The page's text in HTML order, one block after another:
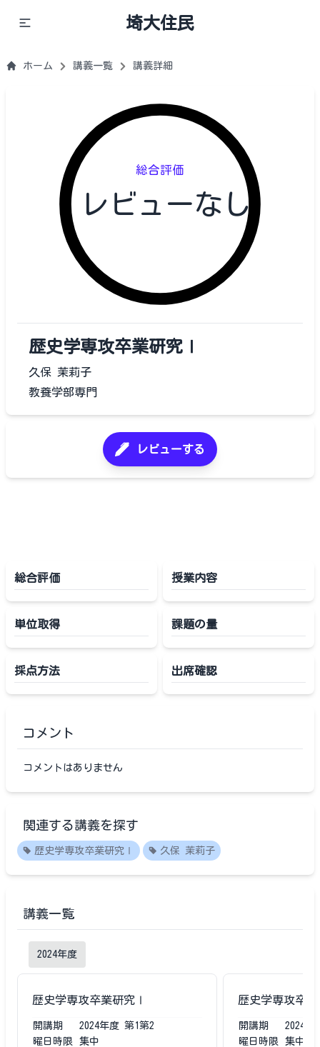
埼大住民
ホーム 講義一覧 講義詳細
総合評価
レビューなし
歴史学専攻卒業研究Ⅰ
久保 茉莉子
教養学部専門
レビューする
総合評価 授業内容
単位取得 課題の量
採点方法 出席確認
コメント
コメントはありません
関連する講義を探す
歴史学専攻卒業研究Ⅰ 久保 茉莉子
講義一覧
2024年度
歴史学専攻卒業研究Ⅰ
開講期 2024年度 第1第2
曜日時限
集中
歴史学専攻卒
開講期 2024
曜日時限
集中